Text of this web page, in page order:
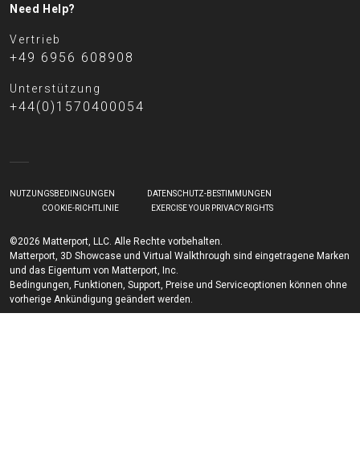
Need Help?
Vertrieb
+49 6956 608908
Unterstützung
+44(0)1570400054
©2026 Matterport, LLC. Alle Rechte vorbehalten.
Matterport, 3D Showcase und Virtual Walkthrough sind eingetragene Marken
und das Eigentum von Matterport, Inc.
Bedingungen, Funktionen, Support, Preise und Serviceoptionen können ohne
vorherige Ankündigung geändert werden.
NUTZUNGSBEDINGUNGEN
DATENSCHUTZ-BESTIMMUNGEN
COOKIE-RICHTLINIE
EXERCISE YOUR PRIVACY RIGHTS